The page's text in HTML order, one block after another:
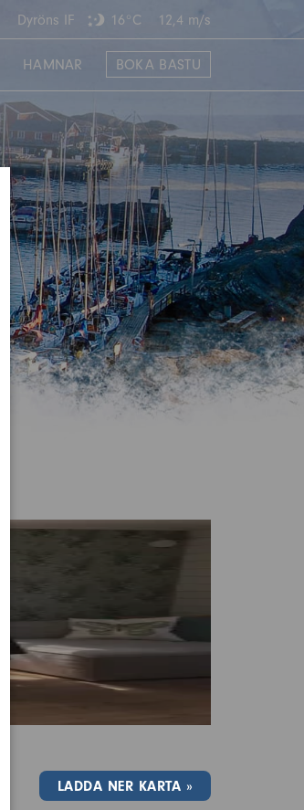
16°C 12,4 m/s
Dyröns IF
HAMNAR BOKA BASTU
LADDA NER KARTA